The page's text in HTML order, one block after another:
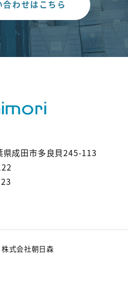
合わせはこちら
成田市多良貝245-113
式会社朝日森